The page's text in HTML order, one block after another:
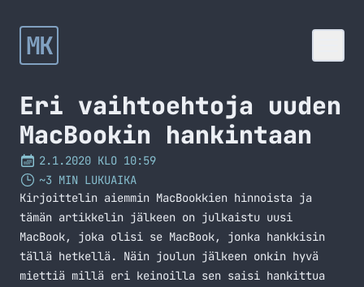
MK
Eri vaihtoehtoja uuden
MacBookin hankintaan
2.1.2020 KLO 10:59
~3 MIN LUKUAIKA
Kirjoittelin aiemmin MacBookkien hinnoista ja
tämän artikkelin jälkeen on julkaistu uusi
MacBook, joka olisi se MacBook, jonka hankkisin
tällä hetkellä. Näin joulun jälkeen onkin hyvä
miettiä millä eri keinoilla sen saisi hankittua